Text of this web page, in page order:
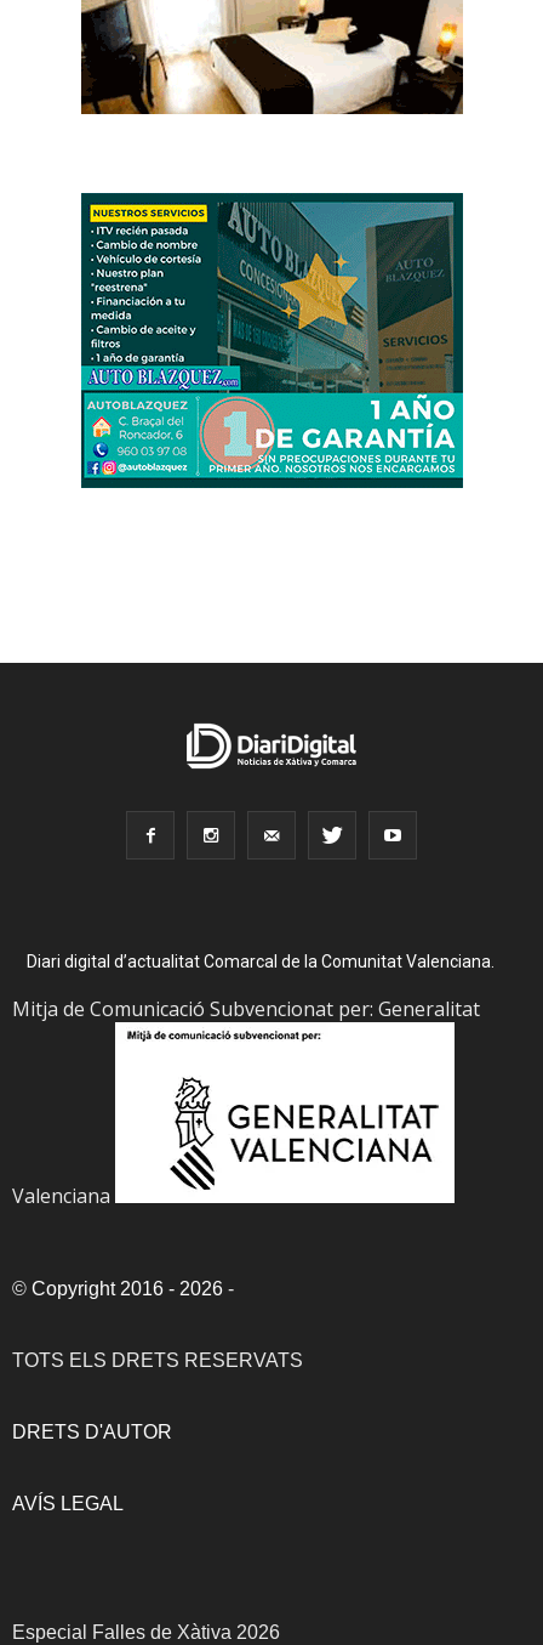
Diari digital d’actualitat Comarcal de la Comunitat Valenciana.
Mitja de Comunicació Subvencionat per: Generalitat
Valenciana
© Copyright 2016 - 2026 -
TOTS ELS DRETS RESERVATS
DRETS D'AUTOR
AVÍS LEGAL
Especial Falles de Xàtiva 2026